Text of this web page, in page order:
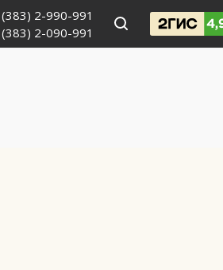
2-990-991
2-090-991